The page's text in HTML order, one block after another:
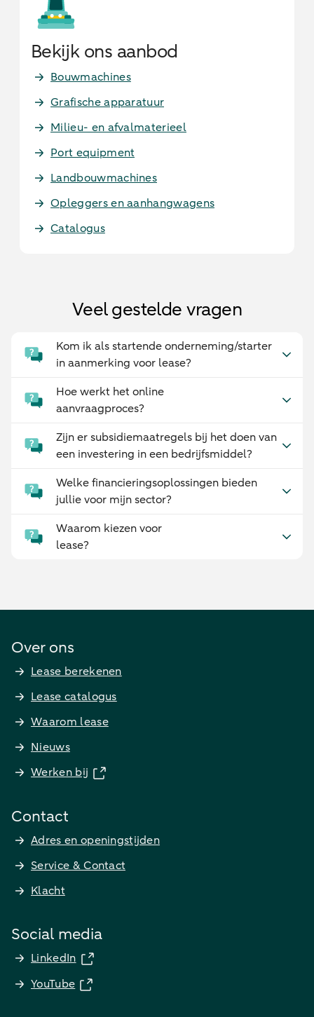
Bekijk ons aanbod
Bouwmachines
Grafische apparatuur
Milieu- en afvalmaterieel
Port equipment
Landbouwmachines
Opleggers en aanhangwagens
Catalogus
Veel gestelde vragen
Kom ik als startende onderneming/starter
in aanmerking voor lease?
Hoe werkt het online
aanvraagproces?
Zijn er subsidiemaatregels bij het doen van
een investering in een bedrijfsmiddel?
Welke financieringsoplossingen bieden
jullie voor mijn sector?
Waarom kiezen voor
lease?
Over ons
Lease berekenen
Lease catalogus
Waarom lease
Nieuws
Werken bij
Contact
Adres en openingstijden
Service & Contact
Klacht
Social media
LinkedIn
YouTube